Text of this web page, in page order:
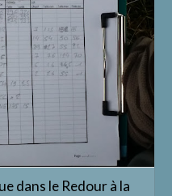
dans le Redour à la